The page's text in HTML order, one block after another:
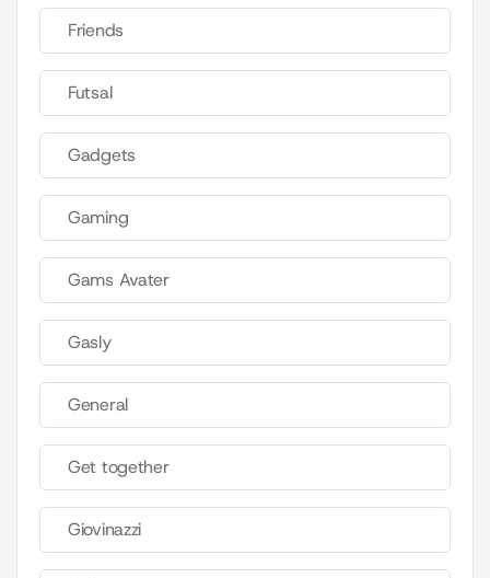
Friends
Futsal
Gadgets
Gaming
Gams Avater
Gasly
General
Get together
Giovinazzi